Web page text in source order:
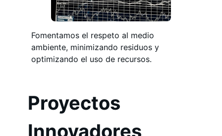
Fomentamos el respeto al medio
ambiente, minimizando residuos y
optimizando el uso de recursos.
Proyectos
Innovadores